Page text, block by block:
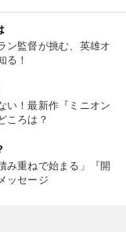
ン監督が挑む、英雄オ
る！
い！最新作『ミニオン
ころは？
み重ねで始まる」『開
ッセージ